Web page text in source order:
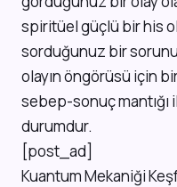
spiritüel güçlü bir his
sorduğunuz bir
olayın öngörüsü için
sebep-sonuç mantığı
durumdur.
[post_ad]
Kuantum Mekaniği